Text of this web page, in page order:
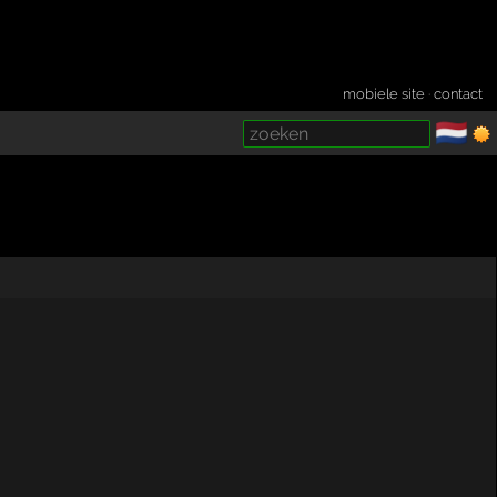
mobiele site ·contact
🇳🇱